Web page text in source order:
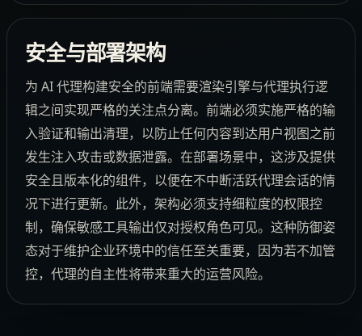
安全与部署架构
为 AI 代理构建安全的前端需要渲染引擎与代理执行逻
辑之间实现严格的关注点分离。前端必须实施严格的输
入验证和输出清理，以防止任何内容到达用户视图之前
发生注入攻击或数据泄露。在部署场景中，这涉及提供
安全且版本化的组件，以便在不中断活跃代理会话的情
况下进行更新。此外，架构必须支持细粒度的权限控
制，确保敏感工具输出仅对授权角色可见。这种防御姿
态对于维护企业环境中的信任至关重要，因为若不加管
控，代理的自主性将带来重大的运营风险。